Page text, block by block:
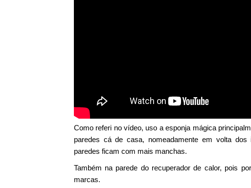
Como referi no vídeo, uso a esponja mágica
paredes cá de casa, nomeadamente em volta
paredes ficam com mais manchas.
Também na parede do recuperador de calor, pois
marcas.